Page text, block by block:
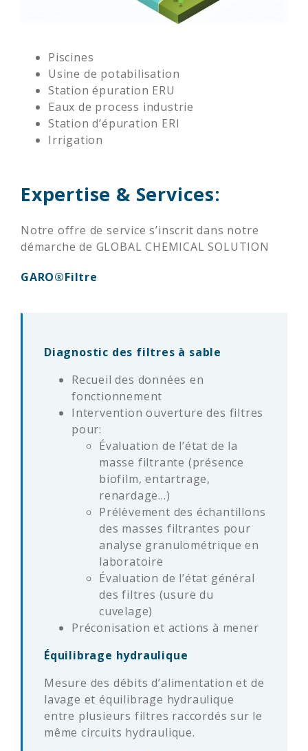
Piscines
Usine de potabilisation
Station épuration ERU
Eaux de process industrie
Station d’épuration ERI
Irrigation
Expertise & Services:
Notre offre de service s’inscrit dans notre
démarche de GLOBAL CHEMICAL SOLUTION
GARO®Filtre
Diagnostic des filtres à sable
Recueil des données en
fonctionnement
Intervention ouverture des filtres
pour:
Évaluation de l’état de la
masse filtrante (présence
biofilm, entartrage,
renardage…)
Prélèvement des échantillons
des masses filtrantes pour
analyse granulométrique en
laboratoire
Évaluation de l’état général
des filtres (usure du
cuvelage)
Préconisation et actions à mener
Équilibrage hydraulique
Mesure des débits d’alimentation et de
lavage et équilibrage hydraulique
entre plusieurs filtres raccordés sur le
même circuits hydraulique.